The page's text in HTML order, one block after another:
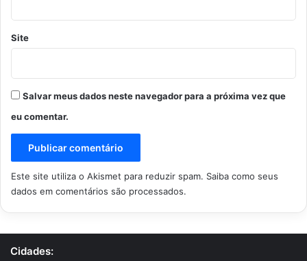
Site
Salvar meus dados neste navegador para a próxima vez que
eu comentar.
Este site utiliza o Akismet para reduzir spam. Saiba como seus
dados em comentários são processados.
Cidades: